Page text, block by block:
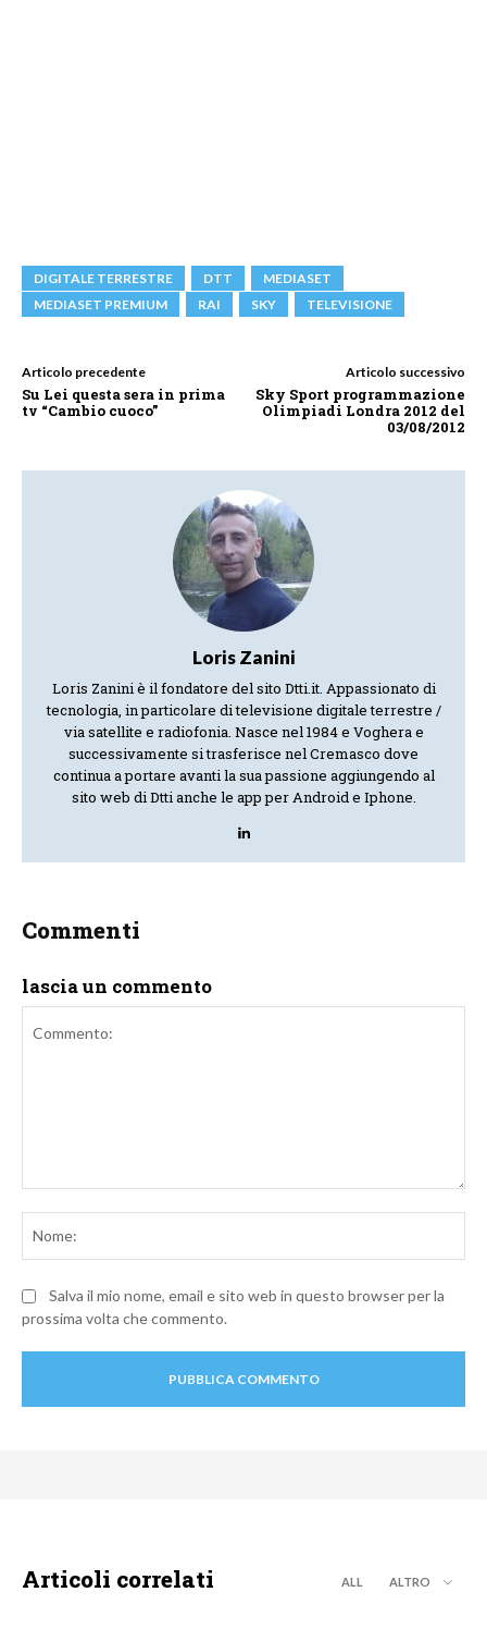
DIGITALE TERRESTRE DTT
MEDIASET
MEDIASET PREMIUM
RAI SKY TELEVISIONE
Articolo precedente
Su Lei questa sera in prima
tv “Cambio cuoco”
Articolo successivo
Sky Sport programmazione
Olimpiadi Londra 2012 del
03/08/2012
Loris Zanini
Loris Zanini è il fondatore del sito Dtti.it. Appassionato di
tecnologia, in particolare di televisione digitale terrestre /
via satellite e radiofonia. Nasce nel 1984 e Voghera e
successivamente si trasferisce nel Cremasco dove
continua a portare avanti la sua passione aggiungendo al
sito web di Dtti anche le app per Android e Iphone.
Commenti
lascia un commento
Salva il mio nome, email e sito web in questo browser per la
prossima volta che commento.
Articoli correlati ALL ALTRO